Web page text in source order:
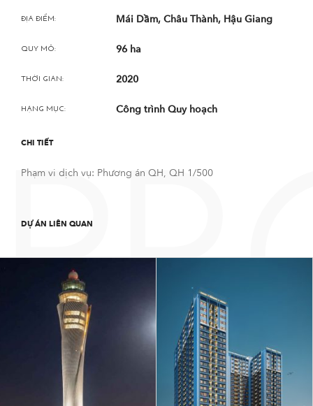
ĐỊA ĐIỂM: Mái Dầm, Châu Thành, Hậu Giang
QUY MÔ: 96 ha
THỜI GIAN: 2020
HẠNG MỤC: Công trình Quy hoạch
CHI TIẾT
Phạm vi dịch vụ: Phương án QH, QH 1/500
DỰ ÁN LIÊN QUAN